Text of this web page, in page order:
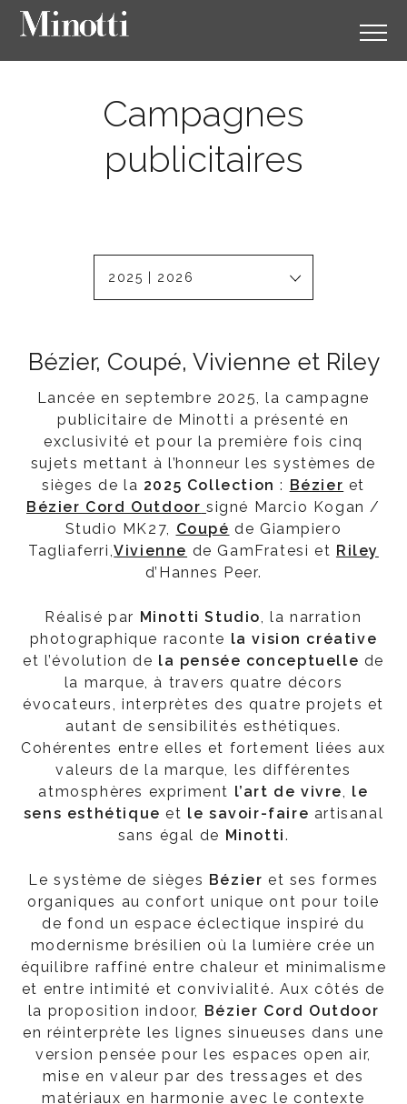
Campagnes
publicitaires
2025 | 2026
Bézier, Coupé, Vivienne et Riley
Lancée en septembre 2025, la campagne
publicitaire de Minotti a présenté en
exclusivité et pour la première fois cinq
sujets mettant à l’honneur les systèmes de
sièges de la 2025 Collection : Bézier et
Bézier Cord Outdoor signé Marcio Kogan /
Studio MK27, Coupé de Giampiero
Tagliaferri,Vivienne de GamFratesi et Riley
d’Hannes Peer.
Réalisé par Minotti Studio, la narration
photographique raconte la vision créative
et l’évolution de la pensée conceptuelle de
la marque, à travers quatre décors
évocateurs, interprètes des quatre projets et
autant de sensibilités esthétiques.
Cohérentes entre elles et fortement liées aux
valeurs de la marque, les différentes
atmosphères expriment l’art de vivre, le
sens esthétique et le savoir-faire artisanal
sans égal de Minotti.
Le système de sièges Bézier et ses formes
organiques au confort unique ont pour toile
de fond un espace éclectique inspiré du
modernisme brésilien où la lumière crée un
équilibre raffiné entre chaleur et minimalisme
et entre intimité et convivialité. Aux côtés de
la proposition indoor, Bézier Cord Outdoor
en réinterprète les lignes sinueuses dans une
version pensée pour les espaces open air,
mise en valeur par des tressages et des
matériaux en harmonie avec le contexte